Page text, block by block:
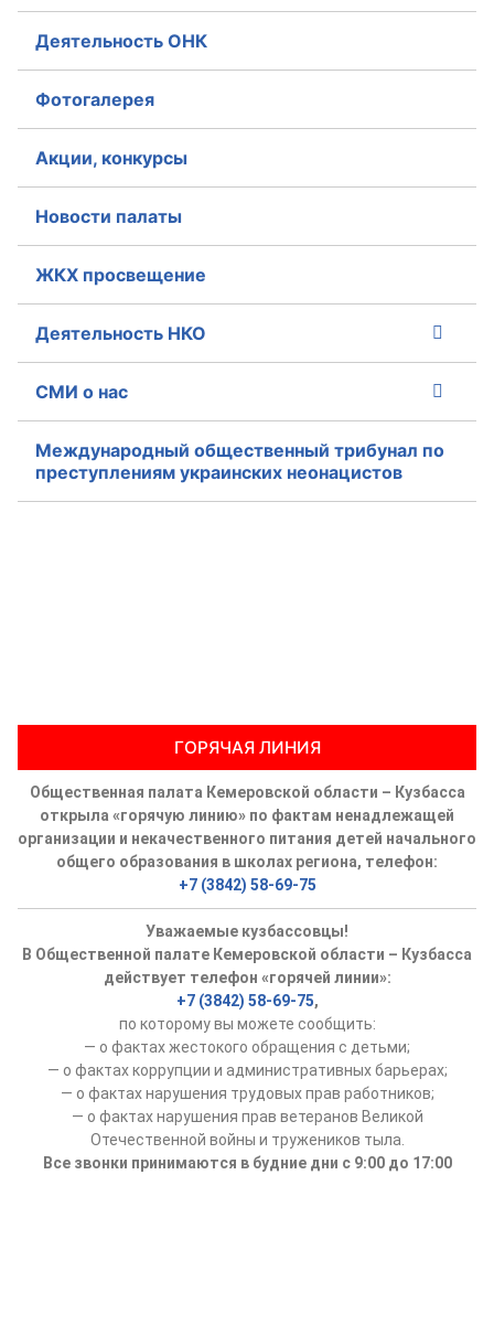
Общественные советы по проведению
Структура Палаты
Экспертный совет ОП КО
Совет ОП КО
Члены ОП КО
Документы ОП КО
Аппарат ОП КО
УСТАВ ГКУ “АППАРАТ ОП КО”
Доходы руководителя за 2024 г.
Деятельность ОНК
Фотогалерея
Акции, конкурсы
Новости палаты
ЖКХ просвещение
Деятельность НКО
СМИ о нас
Международный общественный трибунал по
преступлениям украинских неонацистов
ГОРЯЧАЯ ЛИНИЯ
Общественная палата Кемеровской области – Кузбасса
открыла «горячую линию» по фактам ненадлежащей
организации и некачественного питания детей начального
общего образования в школах региона, телефон:
+7 (3842) 58-69-75
Уважаемые кузбассовцы!
В Общественной палате Кемеровской области – Кузбасса
действует телефон «горячей линии»:
+7 (3842) 58-69-75,
по которому вы можете сообщить:
— о фактах жестокого обращения с детьми;
— о фактах коррупции и административных барьерах;
— о фактах нарушения трудовых прав работников;
— о фактах нарушения прав ветеранов Великой
Отечественной войны и тружеников тыла.
Все звонки принимаются в будние дни с 9:00 до 17:00